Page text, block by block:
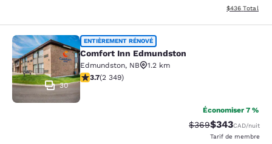
Afficher les
$436 Total
Comfort Inn Edmundston
30
ENTIÈREMENT RÉNOVÉ
Comfort Inn Edmundston
Edmundston, NB
1.2 km
3.68 étoiles. Bien. 2349 commentaires
3.7(2 349)
Économiser 7 %
Tarif barré :
$369Tarif réduit :
$343CAD/nuit
Tarif de membre